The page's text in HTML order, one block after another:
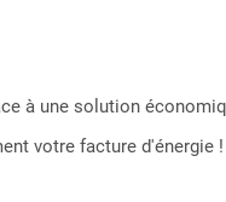
à une solution
votre facture d'énergie